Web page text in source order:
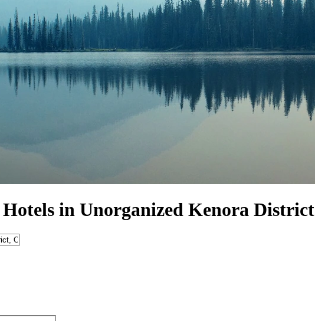
in Unorganized Kenora District